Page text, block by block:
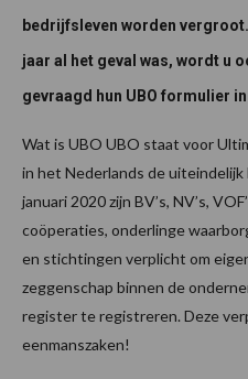
bedrijfsleven worden
jaar al het geval was, wordt u
gevraagd hun UBO formulier
Wat is UBO UBO staat voor
in het Nederlands de
januari 2020 zijn BV’s, NV’s,
coöperaties, onderlinge
en stichtingen verplicht om
zeggenschap binnen de
register te registreren. Deze
eenmanszaken!